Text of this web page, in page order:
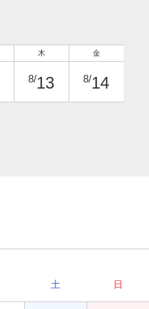
木
8/13
金
8/14
土 日